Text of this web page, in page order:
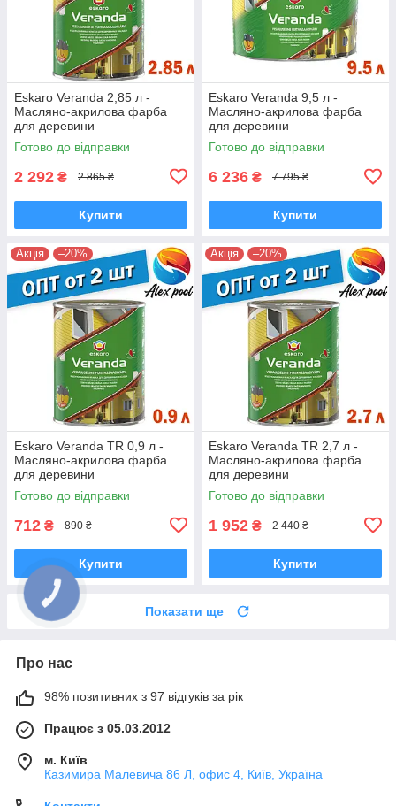
Eskaro Veranda 2,85 л -
Масляно-акрилова фарба
для деревини
Готово до відправки
2 292 ₴ 2 865 ₴
Купити
Eskaro Veranda 9,5 л -
Масляно-акрилова фарба
для деревини
Готово до відправки
6 236 ₴ 7 795 ₴
Купити
Акція –20%
Eskaro Veranda TR 0,9 л -
Масляно-акрилова фарба
для деревини
Готово до відправки
712 ₴ 890 ₴
Купити
Акція –20%
Eskaro Veranda TR 2,7 л -
Масляно-акрилова фарба
для деревини
Готово до відправки
1 952 ₴ 2 440 ₴
Купити
Показати ще
Про нас
98% позитивних з 97 відгуків за рік
Працює з 05.03.2012
м. Київ
Казимира Малевича 86 Л, офис 4, Київ, Україна